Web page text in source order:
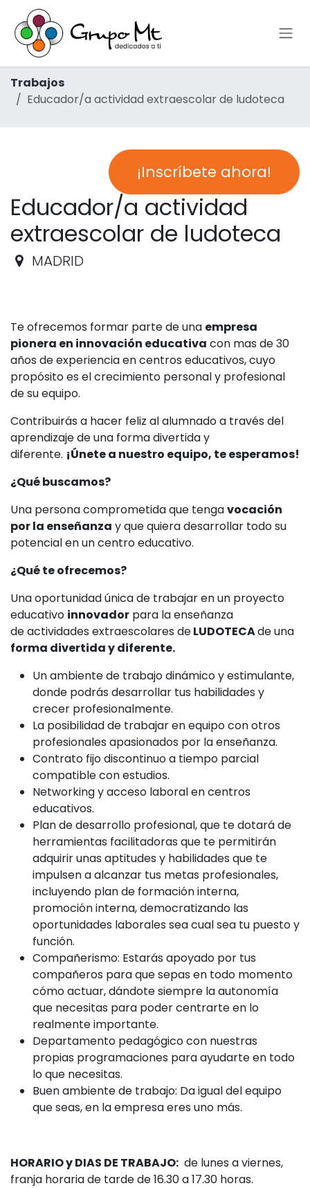
Ir al contenido
Trabajos
Educador/a actividad extraescolar de ludoteca
¡Inscríbete ahora!
Educador/a actividad
extraescolar de ludoteca
MADRID
Te ofrecemos formar parte de una empresa
pionera en innovación educativa con mas de 30
años de experiencia en centros educativos, cuyo
propósito es el crecimiento personal y profesional
de su equipo.
Contribuirás a hacer feliz al alumnado a través del
aprendizaje de una forma divertida y
diferente. ¡Únete a nuestro equipo, te esperamos!
¿Qué buscamos?
Una persona comprometida que tengavocación
por la enseñanza y que quiera desarrollar todo su
potencial en un centro educativo.
¿Qué te ofrecemos?
Una oportunidad única de trabajar en un proyecto
educativo innovador para la enseñanza
de actividades extraescolares deLUDOTECAde una
forma divertida y diferente.
Un ambiente de trabajo dinámico y estimulante,
donde podrás desarrollar tus habilidades y
crecer profesionalmente.
La posibilidad de trabajar en equipo con otros
profesionales apasionados por la enseñanza.
Contrato fijo discontinuo a tiempo parcial
compatible con estudios.
Networking y acceso laboral en centros
educativos.
Plan de desarrollo profesional, que te dotará de
herramientas facilitadoras que te permitirán
adquirir unas aptitudes y habilidades que te
impulsen a alcanzar tus metas profesionales,
incluyendo plan de formación interna,
promoción interna, democratizando las
oportunidades laborales sea cual sea tu puesto y
función.
Compañerismo: Estarás apoyado por tus
compañeros para que sepas en todo momento
cómo actuar, dándote siempre la autonomía
que necesitas para poder centrarte en lo
realmente importante.
Departamento pedagógico con nuestras
propias programaciones para ayudarte en todo
lo que necesitas.
Buen ambiente de trabajo: Da igual del equipo
que seas, en la empresa eres uno más.
HORARIO y DIAS DE TRABAJO: de lunes a viernes,
franja horaria de tarde de 16.30 a 17.30 horas.